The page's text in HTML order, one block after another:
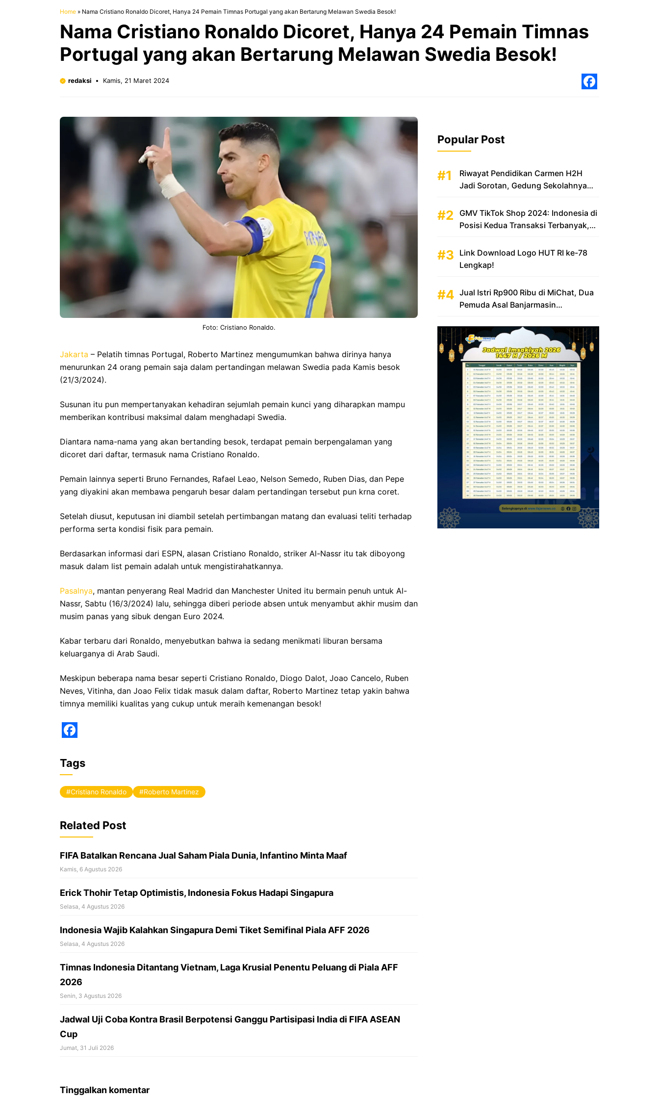
Home » Nama Cristiano Ronaldo Dicoret, Hanya 24 Pemain Timnas Portugal yang akan Bertarung Melawan Swedia Besok!
Nama Cristiano Ronaldo Dicoret, Hanya 24 Pemain Timnas
Portugal yang akan Bertarung Melawan Swedia Besok!
redaksi Kamis, 21 Maret 2024
Foto: Cristiano Ronaldo.
Jakarta – Pelatih timnas Portugal, Roberto Martinez mengumumkan bahwa dirinya hanya
menurunkan 24 orang pemain saja dalam pertandingan melawan Swedia pada Kamis besok
(21/3/2024).
Susunan itu pun mempertanyakan kehadiran sejumlah pemain kunci yang diharapkan mampu
memberikan kontribusi maksimal dalam menghadapi Swedia.
Diantara nama-nama yang akan bertanding besok, terdapat pemain berpengalaman yang
dicoret dari daftar, termasuk nama Cristiano Ronaldo.
Pemain lainnya seperti Bruno Fernandes, Rafael Leao, Nelson Semedo, Ruben Dias, dan Pepe
yang diyakini akan membawa pengaruh besar dalam pertandingan tersebut pun krna coret.
Setelah diusut, keputusan ini diambil setelah pertimbangan matang dan evaluasi teliti terhadap
performa serta kondisi fisik para pemain.
Berdasarkan informasi dari ESPN, alasan Cristiano Ronaldo, striker Al-Nassr itu tak diboyong
masuk dalam list pemain adalah untuk mengistirahatkannya.
Pasalnya, mantan penyerang Real Madrid dan Manchester United itu bermain penuh untuk Al-
Nassr, Sabtu (16/3/2024) lalu, sehingga diberi periode absen untuk menyambut akhir musim dan
musim panas yang sibuk dengan Euro 2024.
Kabar terbaru dari Ronaldo, menyebutkan bahwa ia sedang menikmati liburan bersama
keluarganya di Arab Saudi.
Meskipun beberapa nama besar seperti Cristiano Ronaldo, Diogo Dalot, Joao Cancelo, Ruben
Neves, Vitinha, dan Joao Felix tidak masuk dalam daftar, Roberto Martinez tetap yakin bahwa
timnya memiliki kualitas yang cukup untuk meraih kemenangan besok!
a
c
e
o
o
k
Tags
Cristiano Ronaldo Roberto Martinez
Related Post
FIFA Batalkan Rencana Jual Saham Piala Dunia, Infantino Minta Maaf
Kamis, 6 Agustus 2026
Erick Thohir Tetap Optimistis, Indonesia Fokus Hadapi Singapura
Selasa, 4 Agustus 2026
Indonesia Wajib Kalahkan Singapura Demi Tiket Semifinal Piala AFF 2026
Selasa, 4 Agustus 2026
Timnas Indonesia Ditantang Vietnam, Laga Krusial Penentu Peluang di Piala AFF
2026
Senin, 3 Agustus 2026
Jadwal Uji Coba Kontra Brasil Berpotensi Ganggu Partisipasi India di FIFA ASEAN
Cup
Jumat, 31 Juli 2026
Tinggalkan komentar
Popular Post
Riwayat Pendidikan Carmen H2H
Jadi Sorotan, Gedung Sekolahnya
GMV TikTok Shop 2024: Indonesia di
Posisi Kedua Transaksi Terbanyak,
Link Download Logo HUT RI ke-78
Lengkap!
Jual Istri Rp900 Ribu di MiChat, Dua
Pemuda Asal Banjarmasin